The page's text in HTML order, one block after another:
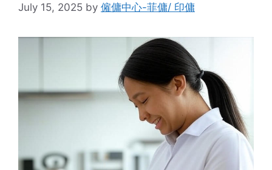
July 15, 2025 by 僱傭中心-菲傭/ 印傭